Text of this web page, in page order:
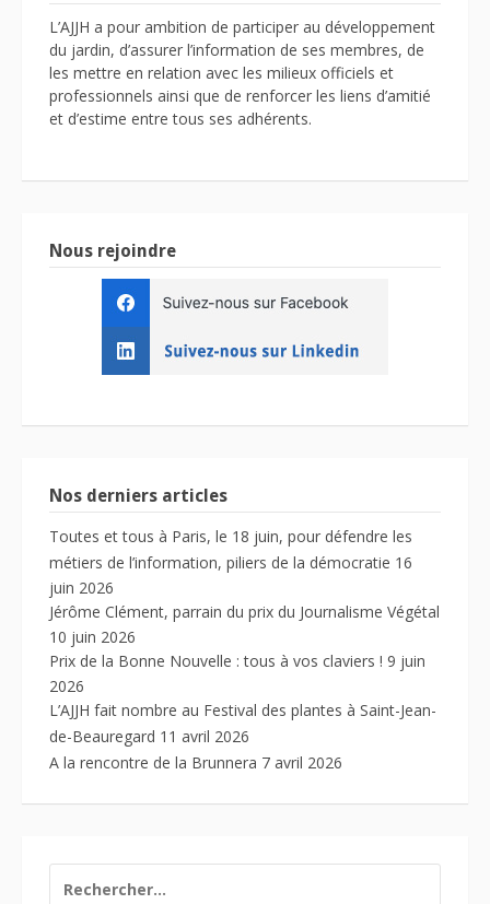
L’AJJH a pour ambition de participer au développement
du jardin, d’assurer l’information de ses membres, de
les mettre en relation avec les milieux officiels et
professionnels ainsi que de renforcer les liens d’amitié
et d’estime entre tous ses adhérents.
Nous rejoindre
Nos derniers articles
Toutes et tous à Paris, le 18 juin, pour défendre les
métiers de l’information, piliers de la démocratie 16
juin 2026
Jérôme Clément, parrain du prix du Journalisme Végétal
10 juin 2026
Prix de la Bonne Nouvelle : tous à vos claviers ! 9 juin
2026
L’AJJH fait nombre au Festival des plantes à Saint-Jean-
de-Beauregard 11 avril 2026
A la rencontre de la Brunnera 7 avril 2026